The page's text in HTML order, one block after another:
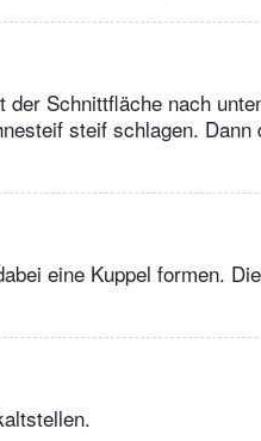
Schnittfläche nach
steif schlagen.
eine Kuppel formen.